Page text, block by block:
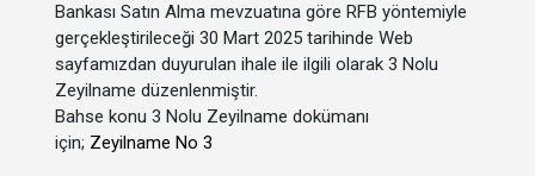
Bankası Satın Alma mevzuatına göre RFB yöntemiyle
gerçekleştirileceği 30 Mart 2025 tarihinde Web
sayfamızdan duyurulan ihale ile ilgili olarak 3 Nolu
Zeyilname düzenlenmiştir.
Bahse konu 3 Nolu Zeyilname dokümanı
için; Zeyilname No 3